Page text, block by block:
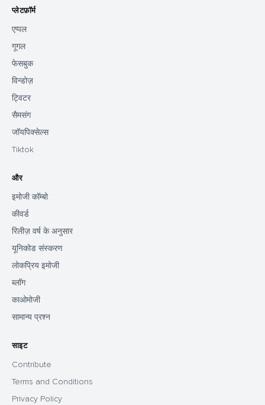
प्लेटफ़ॉर्म
एप्पल
गूगल
फेसबुक
विन्डोज़
ट्विटर
सैमसंग
जॉयपिक्सेल्स
Tiktok
और
इमोजी कॉम्बो
कीवर्ड
रिलीज़ वर्ष के अनुसार
यूनिकोड संस्करण
लोकप्रिय इमोजी
ब्लॉग
काओमोजी
सामान्य प्रश्न
साइट
Contribute
Terms and Conditions
Privacy Policy